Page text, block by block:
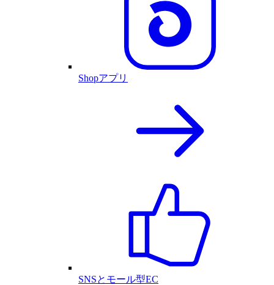
Shopアプリ
SNSとモール型EC